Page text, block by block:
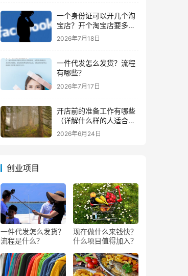
一个身份证可以开几个淘
宝店？开个淘宝店要多少
钱？
2026年7月18日
一件代发怎么发货？流程
有哪些？
2026年7月17日
开店前的准备工作有哪些
（详解什么样的人适合做
生意）
2026年6月24日
创业项目
一件代发怎么发货？
流程是什么？
现在做什么来钱快？
什么项目值得加入？